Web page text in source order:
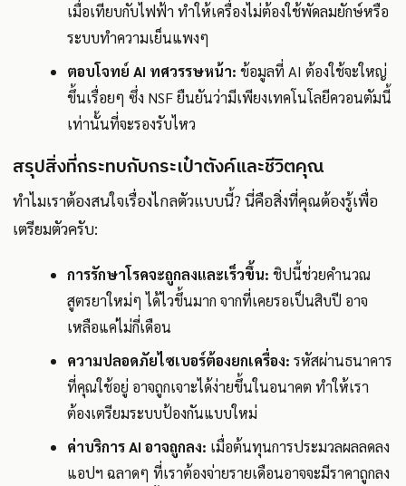
เมื่อเทียบกับไฟฟ้า ทำให้เครื่องไม่ต้องใช้พัดลมยักษ์หรือ
ระบบทำความเย็นแพงๆ
ตอบโจทย์ AI ทศวรรษหน้า: ข้อมูลที่ AI ต้องใช้จะใหญ่
ขึ้นเรื่อยๆ ซึ่ง NSF ยืนยันว่ามีเพียงเทคโนโลยีควอนตัมนี้
เท่านั้นที่จะรองรับไหว
สรุปสิ่งที่กระทบกับกระเป๋าตังค์และชีวิตคุณ
ทำไมเราต้องสนใจเรื่องไกลตัวแบบนี้? นี่คือสิ่งที่คุณต้องรู้เพื่อ
เตรียมตัวครับ:
การรักษาโรคจะถูกลงและเร็วขึ้น: ชิปนี้ช่วยคำนวณ
สูตรยาใหม่ๆ ได้ไวขึ้นมาก จากที่เคยรอเป็นสิบปี อาจ
เหลือแค่ไม่กี่เดือน
ความปลอดภัยไซเบอร์ต้องยกเครื่อง: รหัสผ่านธนาคาร
ที่คุณใช้อยู่ อาจถูกเจาะได้ง่ายขึ้นในอนาคต ทำให้เรา
ต้องเตรียมระบบป้องกันแบบใหม่
ค่าบริการ AI อาจถูกลง: เมื่อต้นทุนการประมวลผลลดลง
แอปฯ ฉลาดๆ ที่เราต้องจ่ายรายเดือนอาจจะมีราคาถูกลง